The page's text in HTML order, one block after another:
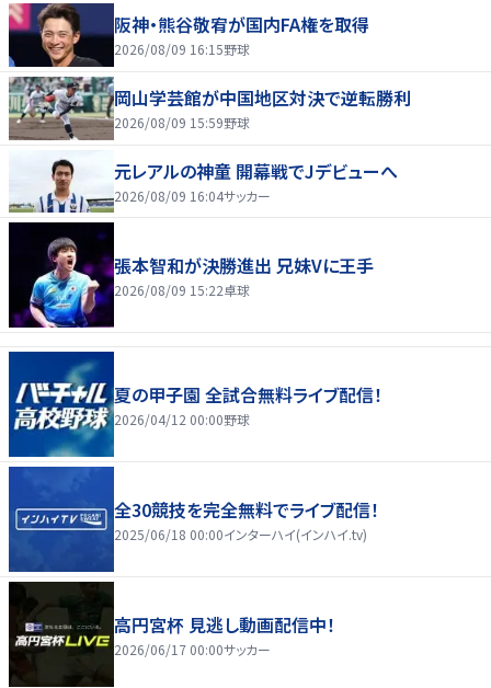
阪神・熊谷敬宥が国内FA権を取得
2026/08/09 16:15野球
岡山学芸館が中国地区対決で逆転勝利
2026/08/09 15:59野球
元レアルの神童 開幕戦でJデビューへ
2026/08/09 16:04サッカー
張本智和が決勝進出 兄妹Vに王手
2026/08/09 15:22卓球
夏の甲子園 全試合無料ライブ配信！
2026/04/12 00:00野球
全30競技を完全無料でライブ配信！
2025/06/18 00:00インターハイ(インハイ.tv)
高円宮杯 見逃し動画配信中！
2026/06/17 00:00サッカー